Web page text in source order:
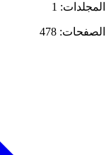
المجلدات: 1
الصفحات: 478